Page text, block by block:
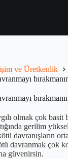
ve Üretkenlik
olmak çok basit
gerilim
davranışların
davranmak çok
güvenirsin.